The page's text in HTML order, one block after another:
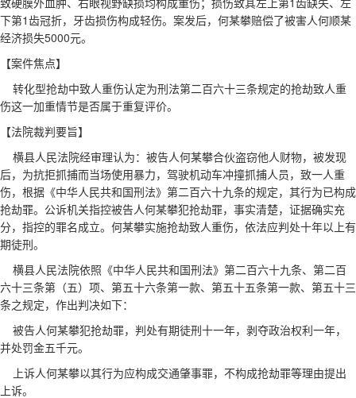
致硬膜外血肿、右眼视野缺损均构成重伤；损伤致其左上第 齿缺失、左
下第1 齿冠折，牙齿损伤构成轻伤。案发后，何某攀赔偿了被害人何顺某
经济损失5000元。
【案件焦点】
转化型抢劫中致人重伤认定为刑法第二百六十三条规定的抢劫致人重
伤这一加重情节是否属于重复评价。
【法院裁判要旨】
横县人民法院经审理认为：被告人何某攀合伙盗窃他人财物，被发现
后，为抗拒抓捕而当场使用暴力，驾驶机动车冲撞抓捕人员，致一人重
伤，根据《中华人民共和国刑法》第二百六十九条的规定，其行为已构成
抢劫罪。公诉机关指控被告人何某攀犯抢劫罪，事实清楚，证据确实充
分，指控的罪名成立。何某攀实施抢劫致人重伤，依法应判处十年以上有
期徒刑。
横县人民法院依照《中华人民共和国刑法》第二百六十九条、第二百
六十三条第（五）项、第五十六条第一款、第五十五条第一款、第五十三
条之规定，作出判决如下：
被告人何某攀犯抢劫罪，判处有期徒刑十一年，剥夺政治权利一年，
并处罚金五千元。
上诉人何某攀以其行为应构成交通肇事罪，不构成抢劫罪等理由提出
上诉。